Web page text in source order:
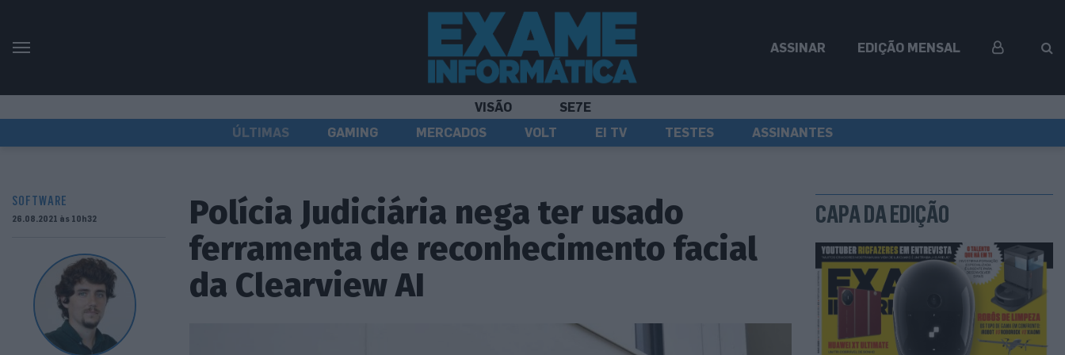
ASSINAR EDIÇÃO MENSAL
VISÃO
SE7E
ÚLTIMAS
GAMING MERCADOS VOLT EI TV TESTES ASSINANTES
SOFTWARE
26.08.2021 às 10h32
Polícia Judiciária nega ter usado
ferramenta de reconhecimento facial
da Clearview AI
CAPA DA EDIÇÃO